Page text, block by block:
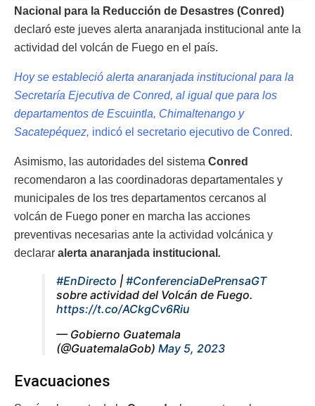
Nacional para la Reducción de Desastres (Conred)
declaró este jueves alerta anaranjada institucional ante la
actividad del volcán de Fuego en el país.
Hoy se estableció alerta anaranjada institucional para la
Secretaría Ejecutiva de Conred, al igual que para los
departamentos de Escuintla, Chimaltenango y
Sacatepéquez, indicó el secretario ejecutivo de Conred.
Asimismo, las autoridades del sistema Conred
recomendaron a las coordinadoras departamentales y
municipales de los tres departamentos cercanos al
volcán de Fuego poner en marcha las acciones
preventivas necesarias ante la actividad volcánica y
declarar alerta anaranjada institucional .
#EnDirecto | #ConferenciaDePrensaGT
sobre actividad del Volcán de Fuego.
https://t.co/ACkgCv6Riu
— Gobierno Guatemala
(@GuatemalaGob) May 5, 2023
Evacuaciones